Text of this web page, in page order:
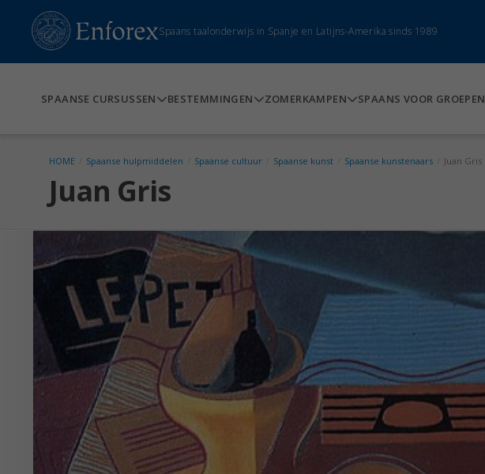
Spaans taalonderwijs in Spanje en Latijns-Amerika sinds 1989
SPAANSE CURSUSSEN BESTEMMINGEN ZOMERKAMPEN SPAANS VOOR GROEPEN
HOME Spaanse hulpmiddelen Spaanse cultuur Spaanse kunst Spaanse kunstenaars Juan Gris
Juan Gris